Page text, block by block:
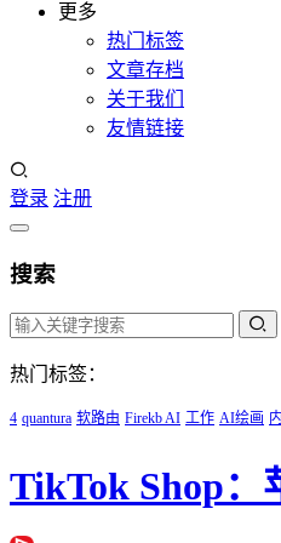
更多
热门标签
文章存档
关于我们
友情链接
登录 注册
搜索
热门标签：
4 quantura 软路由 Firekb AI 工作 AI绘画
TikTok Shop：